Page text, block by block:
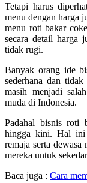
Tetapi harus
menu dengan harga
menu roti bakar
secara detail harga
tidak rugi.
Banyak orang ide
sederhana dan
masih menjadi
muda di Indonesia.
Padahal bisnis roti
hingga kini. Hal ini
remaja serta dewasa
mereka untuk
Baca juga : Cara